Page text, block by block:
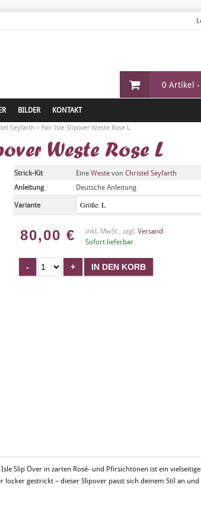
0 Artikel -
BILDER KONTAKT
Seyfarth » Fair Isle Slipover Weste Rose L
Weste Rose L
Strick-Kit Eine Weste von Christel Seyfarth
Anleitung
Deutsche Anleitung
Variante
80,00 € inkl. MwSt , zzgl. Versand
Sofort lieferbar
Slip Over in zarten Rosé- und Pfirsichtönen ist ein
gestrickt – dieser Slipover passt sich deinem Stil an